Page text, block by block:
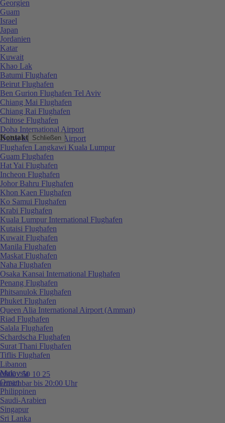
Kontakt Schließen
0800 / 50 10 25
erreichbar bis 20:00 Uhr
Georgien
Guam
Israel
Japan
Jordanien
Katar
Kuwait
Khao Lak
Batumi Flughafen
Beirut Flughafen
Ben Gurion Flughafen Tel Aviv
Chiang Mai Flughafen
Chiang Rai Flughafen
Chitose Flughafen
Doha International Airport
Dubai International Airport
Flughafen Langkawi Kuala Lumpur
Guam Flughafen
Hat Yai Flughafen
Incheon Flughafen
Johor Bahru Flughafen
Khon Kaen Flughafen
Ko Samui Flughafen
Krabi Flughafen
Kuala Lumpur International Flughafen
Kutaisi Flughafen
Kuwait Flughafen
Manila Flughafen
Maskat Flughafen
Naha Flughafen
Osaka Kansai International Flughafen
Penang Flughafen
Phitsanulok Flughafen
Phuket Flughafen
Queen Alia International Airport (Amman)
Riad Flughafen
Salala Flughafen
Schardscha Flughafen
Surat Thani Flughafen
Tiflis Flughafen
Libanon
Malaysia
Oman
Philippinen
Saudi-Arabien
Singapur
Sri Lanka